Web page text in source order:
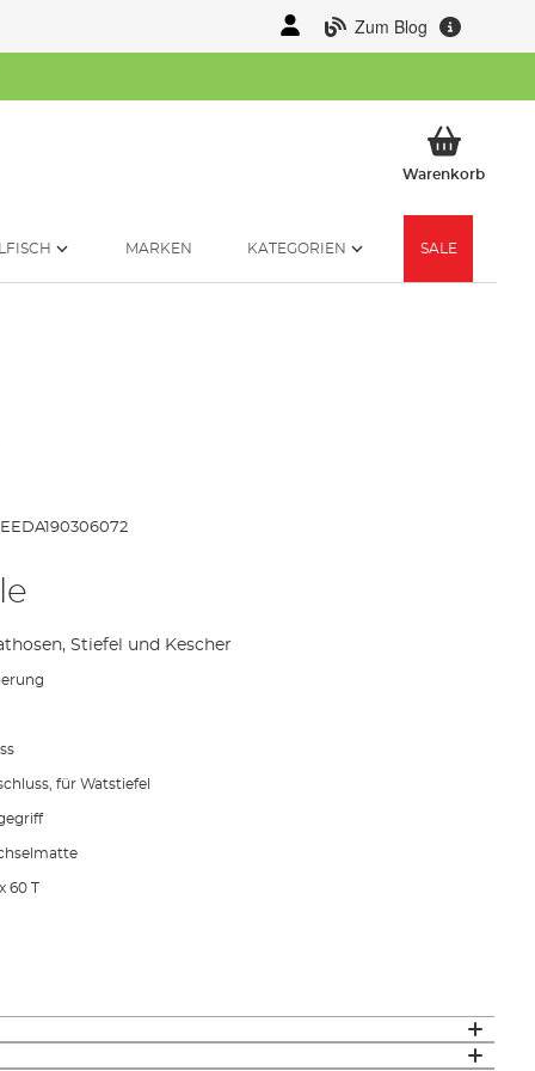
Zum Blog
WarenkorbMein
MARKEN KATEGORIEN SALE
Stiefel und Kescher
für Watstiefel
60 T